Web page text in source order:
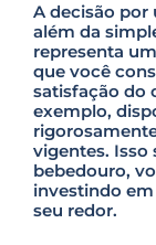
A decisão por
além da
representa
que você
satisfação do
exemplo,
vigentes. Isso
bebedouro,
investindo em
seu redor.